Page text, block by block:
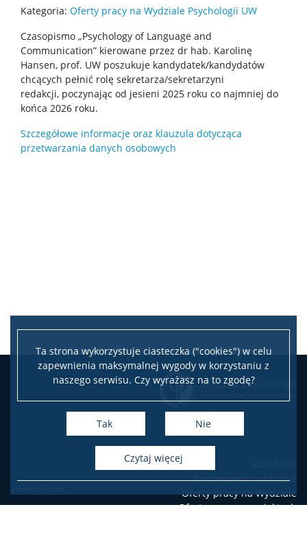
Ta strona wykorzystuje ciasteczka ("cookies") w celu
zapewnienia maksymalnej wygody w korzystaniu z
naszego serwisu. Czy wyrażasz na to zgodę?
Tak Nie
czytaj więcej
Harmonogram sesji egzaminacyjnych
ZIP 2.0
Program wymiany studenckiej
Laboratorium Technik Diagnostycznych
Fundusze i nagrody
Wsparcie osób studiujących
Wsparcie psychologiczne oraz pomoc materialna
Kategoria: Oferty pracy na Wydziale Psychologii UW
Czasopismo „Psychology of Language and
Communication” kierowane przez dr hab. Karolinę
Hansen, prof. UW poszukuje kandydatek/kandydatów
chcących pełnić rolę sekretarza/sekretarzyni
redakcji, poczynając od jesieni 2025 roku co najmniej do
końca 2026 roku.
Szczegółowe informacje oraz klauzula dotycząca
przetwarzania danych osobowych
Zamówienia publiczne
Oferty pracy na Wydziale
Oferty pracy w projektach